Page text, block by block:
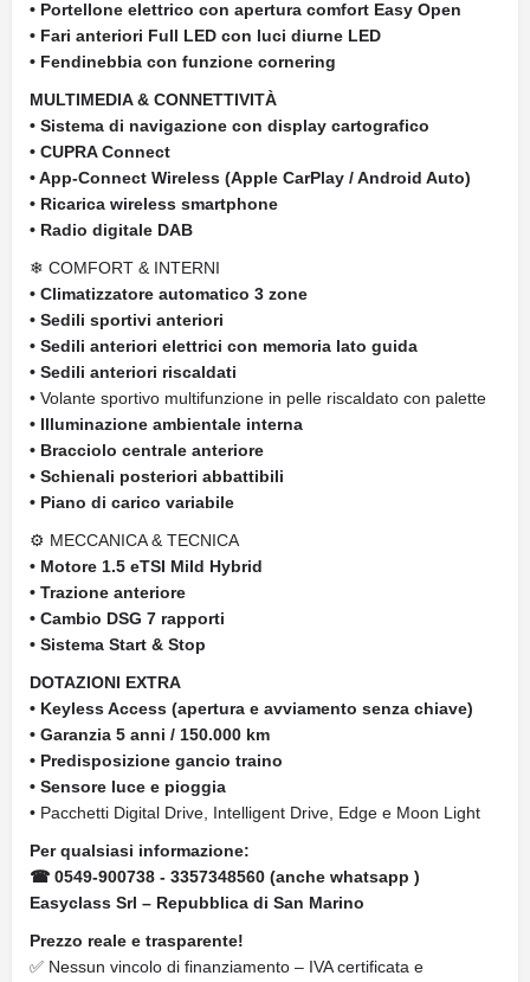
• Portellone elettrico con apertura comfort Easy Open
• Fari anteriori Full LED con luci diurne LED
• Fendinebbia con funzione cornering
MULTIMEDIA & CONNETTIVITÀ
• Sistema di navigazione con display cartografico
• CUPRA Connect
• App-Connect Wireless (Apple CarPlay / Android Auto)
• Ricarica wireless smartphone
• Radio digitale DAB
❄ COMFORT & INTERNI
• Climatizzatore automatico 3 zone
• Sedili sportivi anteriori
• Sedili anteriori elettrici con memoria lato guida
• Sedili anteriori riscaldati
• Volante sportivo multifunzione in pelle riscaldato con palette
• Illuminazione ambientale interna
• Bracciolo centrale anteriore
• Schienali posteriori abbattibili
• Piano di carico variabile
⚙ MECCANICA & TECNICA
• Motore 1.5 eTSI Mild Hybrid
• Trazione anteriore
• Cambio DSG 7 rapporti
• Sistema Start & Stop
DOTAZIONI EXTRA
• Keyless Access (apertura e avviamento senza chiave)
• Garanzia 5 anni / 150.000 km
• Predisposizione gancio traino
• Sensore luce e pioggia
• Pacchetti Digital Drive, Intelligent Drive, Edge e Moon Light
Per qualsiasi informazione:
☎ 0549-900738 - 3357348560 (anche whatsapp )
Easyclass Srl – Repubblica di San Marino
Prezzo reale e trasparente!
✅ Nessun vincolo di finanziamento – IVA certificata e